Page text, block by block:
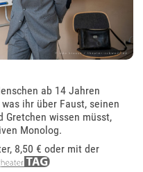
ab 14 Jahren
ihr über Faust, seinen
Gretchen wissen müsst,
Monolog.
, 8,50 € oder mit der